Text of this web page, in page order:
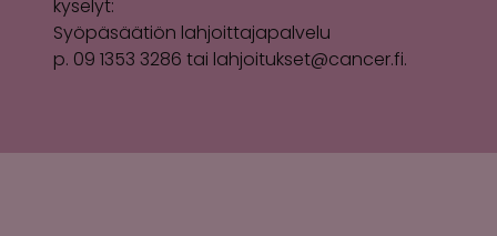
kyselyt:
Syöpäsäätiön lahjoittajapalvelu
p. 09 1353 3286 tai lahjoitukset@cancer.fi.